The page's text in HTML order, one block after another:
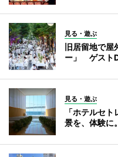
見る・遊ぶ
旧居留地で
ー」 ゲスト
見る・遊ぶ
「ホテルセ
景を、体験に